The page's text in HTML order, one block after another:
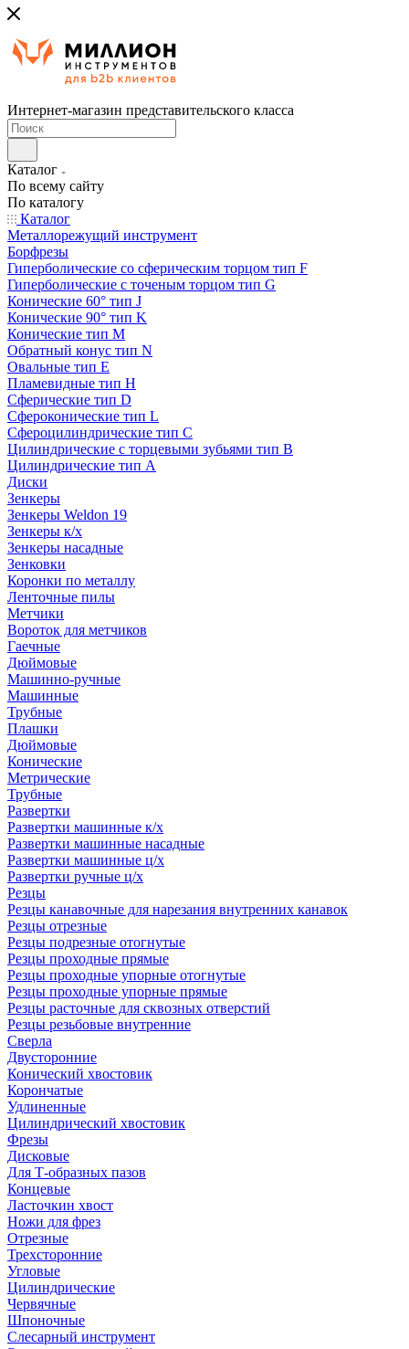
Интернет-магазин представительского класса
Каталог
По всему сайту
По каталогу
Каталог
Металлорежущий инструмент
Борфрезы
Гиперболические cо сферическим торцом тип F
Гиперболические с точеным торцом тип G
Конические 60° тип J
Конические 90° тип K
Конические тип M
Обратный конус тип N
Овальные тип E
Пламевидные тип H
Сферические тип D
Сфероконические тип L
Сфероцилиндрические тип C
Цилиндрические с торцевыми зубьями тип B
Цилиндрические тип А
Диски
Зенкеры
Зенкеры Weldon 19
Зенкеры к/х
Зенкеры насадные
Зенковки
Коронки по металлу
Ленточные пилы
Метчики
Вороток для метчиков
Гаечные
Дюймовые
Машинно-ручные
Машинные
Трубные
Плашки
Дюймовые
Конические
Метрические
Трубные
Развертки
Развертки машинные к/х
Развертки машинные насадные
Развертки машинные ц/х
Развертки ручные ц/х
Резцы
Резцы канавочные для нарезания внутренних канавок
Резцы отрезные
Резцы подрезные отогнутые
Резцы проходные прямые
Резцы проходные упорные отогнутые
Резцы проходные упорные прямые
Резцы расточные для сквозных отверстий
Резцы резьбовые внутренние
Сверла
Двусторонние
Конический хвостовик
Корончатые
Удлиненные
Цилиндрический хвостовик
Фрезы
Дисковые
Для Т-образных пазов
Концевые
Ласточкин хвост
Ножи для фрез
Отрезные
Трехсторонние
Угловые
Цилиндрические
Червячные
Шпоночные
Слесарный инструмент